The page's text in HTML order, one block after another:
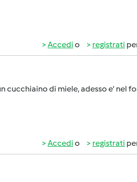
Accedi o registrati
di miele, adesso e' nel
Accedi o registrati